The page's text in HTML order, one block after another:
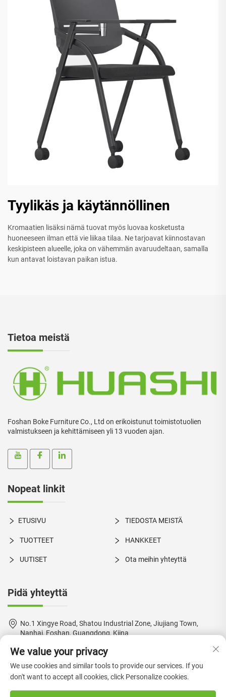
Tyylikäs ja käytännöllinen
Kromaatien lisäksi nämä tuovat myös luovaa kosketusta
huoneeseen ilman että vie liikaa tilaa. Ne tarjoavat kiinnostavan
keskipisteen alueelle, joka on vähemmän avaruudeltaan, samalla
kun antavat loistavan paikan istua.
Tietoa meistä
Foshan Boke Furniture Co., Ltd on erikoistunut toimistotuolien
valmistukseen ja kehittämiseen yli 13 vuoden ajan.
Nopeat linkit
ETUSIVU TIEDOSTA MEISTÄ
TUOTTEET HANKKEET
UUTISET Ota meihin yhteyttä
Pidä yhteyttä
No.1 Xingye Road, Shatou Industrial Zone, Jiujiang Town,
Nanhai, Foshan, Guangdong, Kiina
+86-18924550960
[email protected]
We value your privacy
We use cookies and similar tools to provide our services. If you
don't want to accept all cookies, click Personalize cookies.